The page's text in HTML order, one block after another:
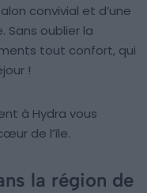
convivial et d’une
Sans oublier la
tout confort, qui
!
à Hydra vous
de l’île.
la région de